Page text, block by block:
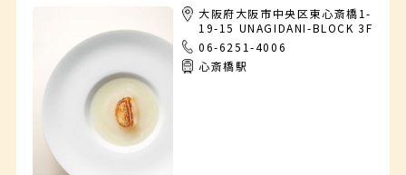
大阪府大阪市中央区東心斎橋1-
19-15 UNAGIDANI-BLOCK 3F
06-6251-4006
心斎橋駅